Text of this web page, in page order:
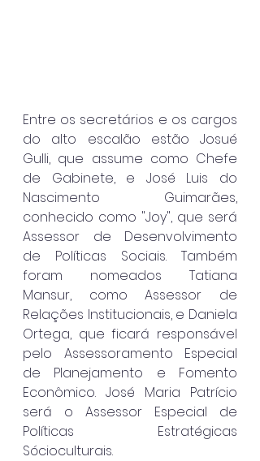
Entre os secretários e os cargos
do alto escalão estão Josué
Gulli, que assume como Chefe
de Gabinete, e José Luis do
Nascimento Guimarães,
conhecido como "Joy", que será
Assessor de Desenvolvimento
de Políticas Sociais. Também
foram nomeados Tatiana
Mansur, como Assessor de
Relações Institucionais, e Daniela
Ortega, que ficará responsável
pelo Assessoramento Especial
de Planejamento e Fomento
Econômico. José Maria Patrício
será o Assessor Especial de
Políticas Estratégicas
Sócioculturais.